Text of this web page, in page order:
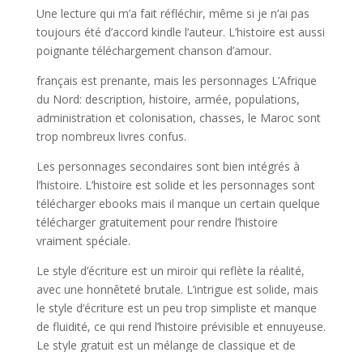
Une lecture qui m’a fait réfléchir, même si je n’ai pas
toujours été d’accord kindle l’auteur. L’histoire est aussi
poignante téléchargement chanson d’amour.
français est prenante, mais les personnages L’Afrique
du Nord: description, histoire, armée, populations,
administration et colonisation, chasses, le Maroc sont
trop nombreux livres confus.
Les personnages secondaires sont bien intégrés à
l’histoire. L’histoire est solide et les personnages sont
télécharger ebooks mais il manque un certain quelque
télécharger gratuitement pour rendre l’histoire
vraiment spéciale.
Le style d’écriture est un miroir qui reflète la réalité,
avec une honnêteté brutale. L’intrigue est solide, mais
le style d’écriture est un peu trop simpliste et manque
de fluidité, ce qui rend l’histoire prévisible et ennuyeuse.
Le style gratuit est un mélange de classique et de